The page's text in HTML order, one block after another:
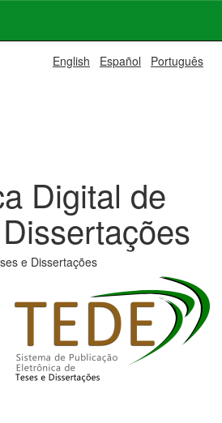
English Español Português
Digital de
e Dissertações